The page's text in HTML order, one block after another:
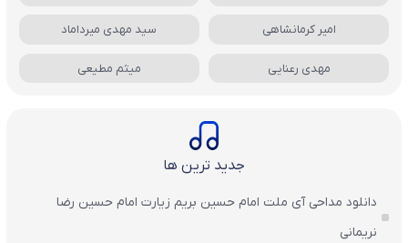
امیر کرمانشاهی سید مهدی میرداماد
مهدی رعنایی میثم مطیعی
جدید ترین ها
دانلود مداحی آی ملت امام حسین بریم زیارت امام حسین رضا
نریمانی